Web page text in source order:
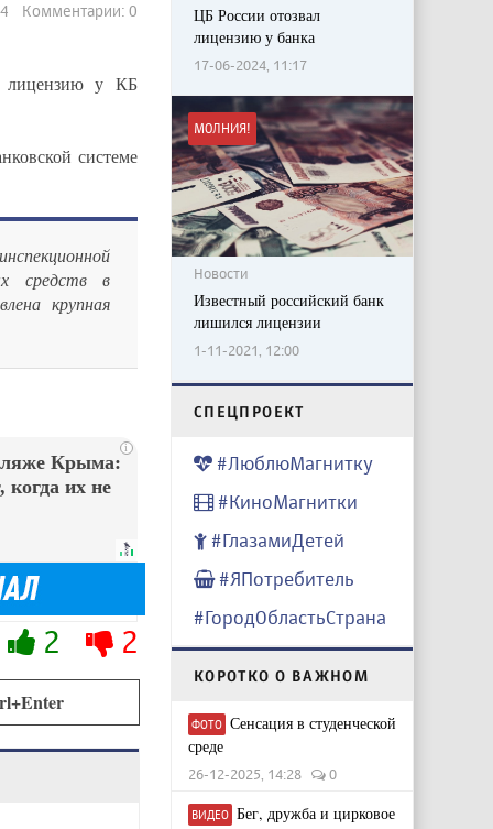
Комментарии: 0
лицензию у КБ
системе
средств в
крупная
i
Крыма:
их не
2 2
ЦБ России отозвал
лицензию у банка
17-06-2024, 11:17
МОЛНИЯ!
Новости
Известный российский банк
лишился лицензии
1-11-2021, 12:00
CПЕЦПРОЕКТ
#ЛюблюМагнитку
#КиноМагнитки
#ГлазамиДетей
#ЯПотребитель
#ГородОбластьСтрана
КОРОТКО О ВАЖНОМ
ФОТО Сенсация в студенческой
среде
26-12-2025, 14:28 0
ВИДЕО Бег, дружба и цирковое